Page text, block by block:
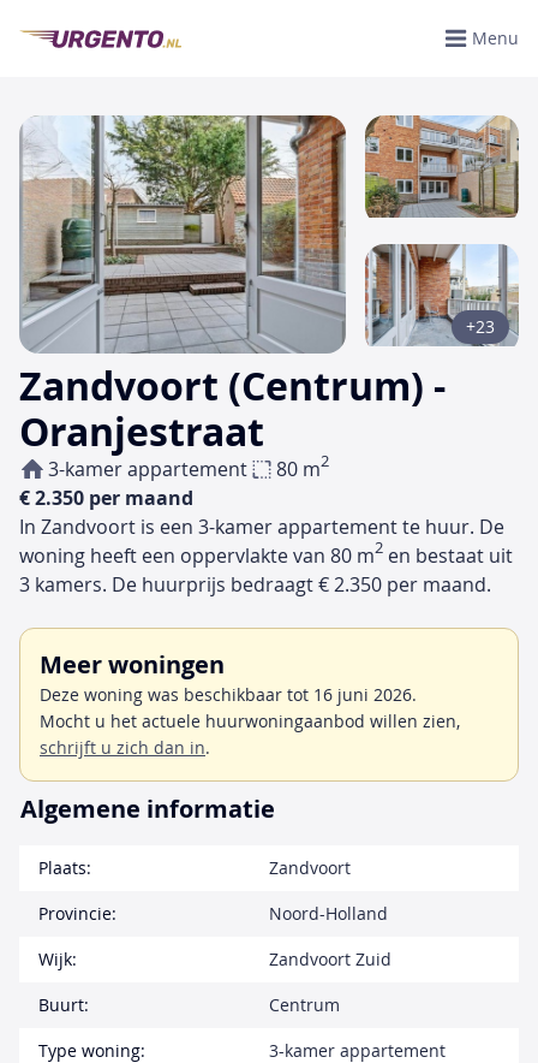
Menu
Zandvoort (Centrum) -
Oranjestraat
3-kamer appartement 80 m2
€ 2.350 per maand
+23
In Zandvoort is een 3-kamer appartement te huur. De
woning heeft een oppervlakte van 80 m2 en bestaat uit
3 kamers. De huurprijs bedraagt € 2.350 per maand.
Meer woningen
Deze woning was beschikbaar tot 16 juni 2026.
Mocht u het actuele huurwoningaanbod willen zien,
schrijft u zich dan in.
Algemene informatie
Plaats:
Zandvoort
Provincie:
Noord-Holland
Wijk:
Zandvoort Zuid
Buurt:
Centrum
Type woning:
3-kamer appartement